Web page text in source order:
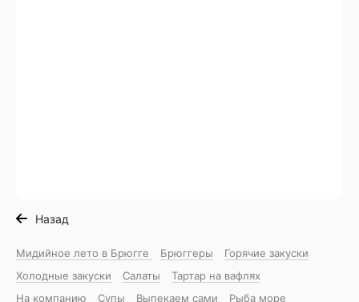
Назад
Мидийное лето в Брюгге Брюггеры
Горячие закуски
Холодные закуски
Салаты
Тартар на вафлях
На компанию
Супы Выпекаем сами
Рыба море